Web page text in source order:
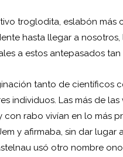
troglodita, eslabón más
hasta llegar a nosotros,
a estos antepasados tan
tanto de científicos
individuos. Las más de
rabo vivían en lo más
y afirmaba, sin dar
usó otro nombre